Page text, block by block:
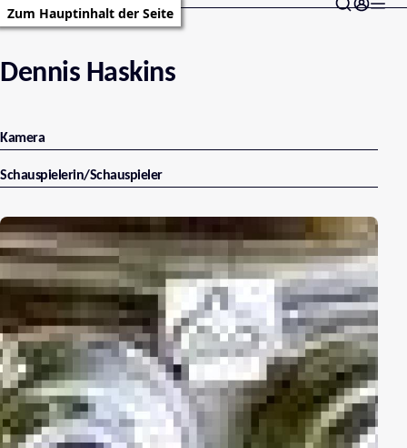
Zum Hauptinhalt der Seite
Dennis Haskins
Kamera
Schauspielerin/Schauspieler